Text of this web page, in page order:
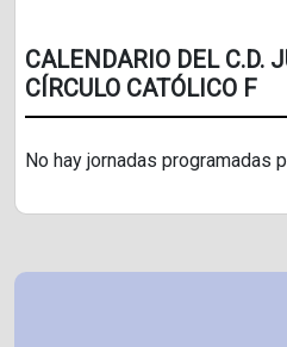
CALENDARIO DEL C.D.
CÍRCULO CATÓLICO F
No hay jornadas programadas